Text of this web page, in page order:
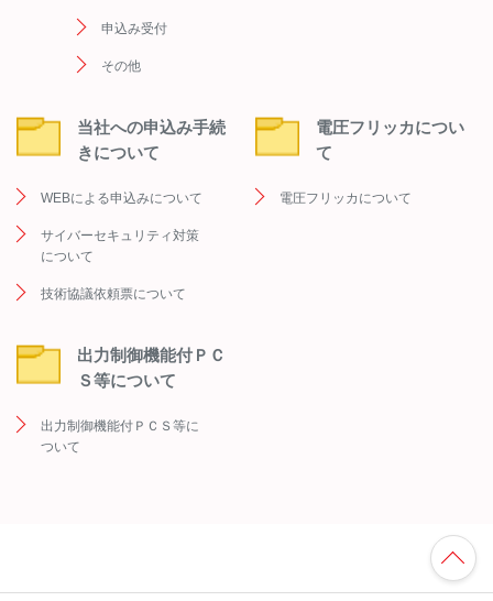
申込み受付
その他
当社への申込み手続
きについて
WEBによる申込みについて
サイバーセキュリティ対策
について
技術協議依頼票について
電圧フリッカについ
て
電圧フリッカについて
出力制御機能付ＰＣ
Ｓ等について
出力制御機能付ＰＣＳ等に
ついて
TO
P
へ